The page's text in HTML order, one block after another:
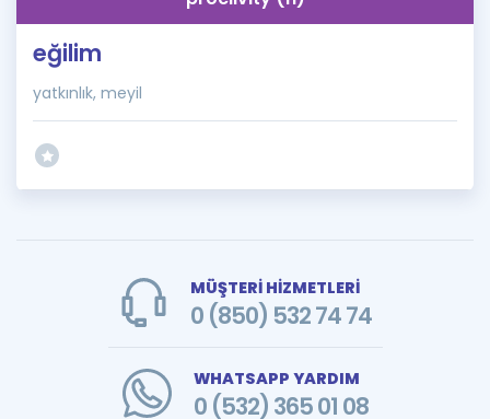
İngilizce Gramer
eğilim
yatkınlık, meyil
MÜŞTERİ HİZMETLERİ
0 (850) 532 74 74
WHATSAPP YARDIM
0 (532) 365 01 08